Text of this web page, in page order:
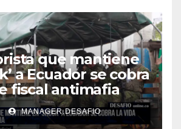
que mantiene
a Ecuador se cobra
fiscal antimafia
MANAGER.DESAFIO